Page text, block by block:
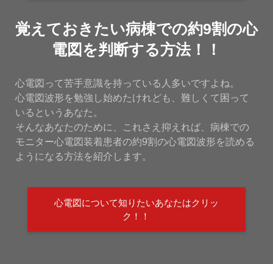
覚えておきたい病棟での約9割の心
電図を判断する方法！！
心電図って苦手意識を持っている人多いですよね。
心電図波形を勉強し始めたけれども、難しくて困って
いるというあなた。
そんなあなたのために、これさえ抑えれば、病棟での
モニター心電図装着患者の約9割の心電図波形を読める
ようになる方法を紹介します。
心電図について知りたいあなたはクリッ
ク！！